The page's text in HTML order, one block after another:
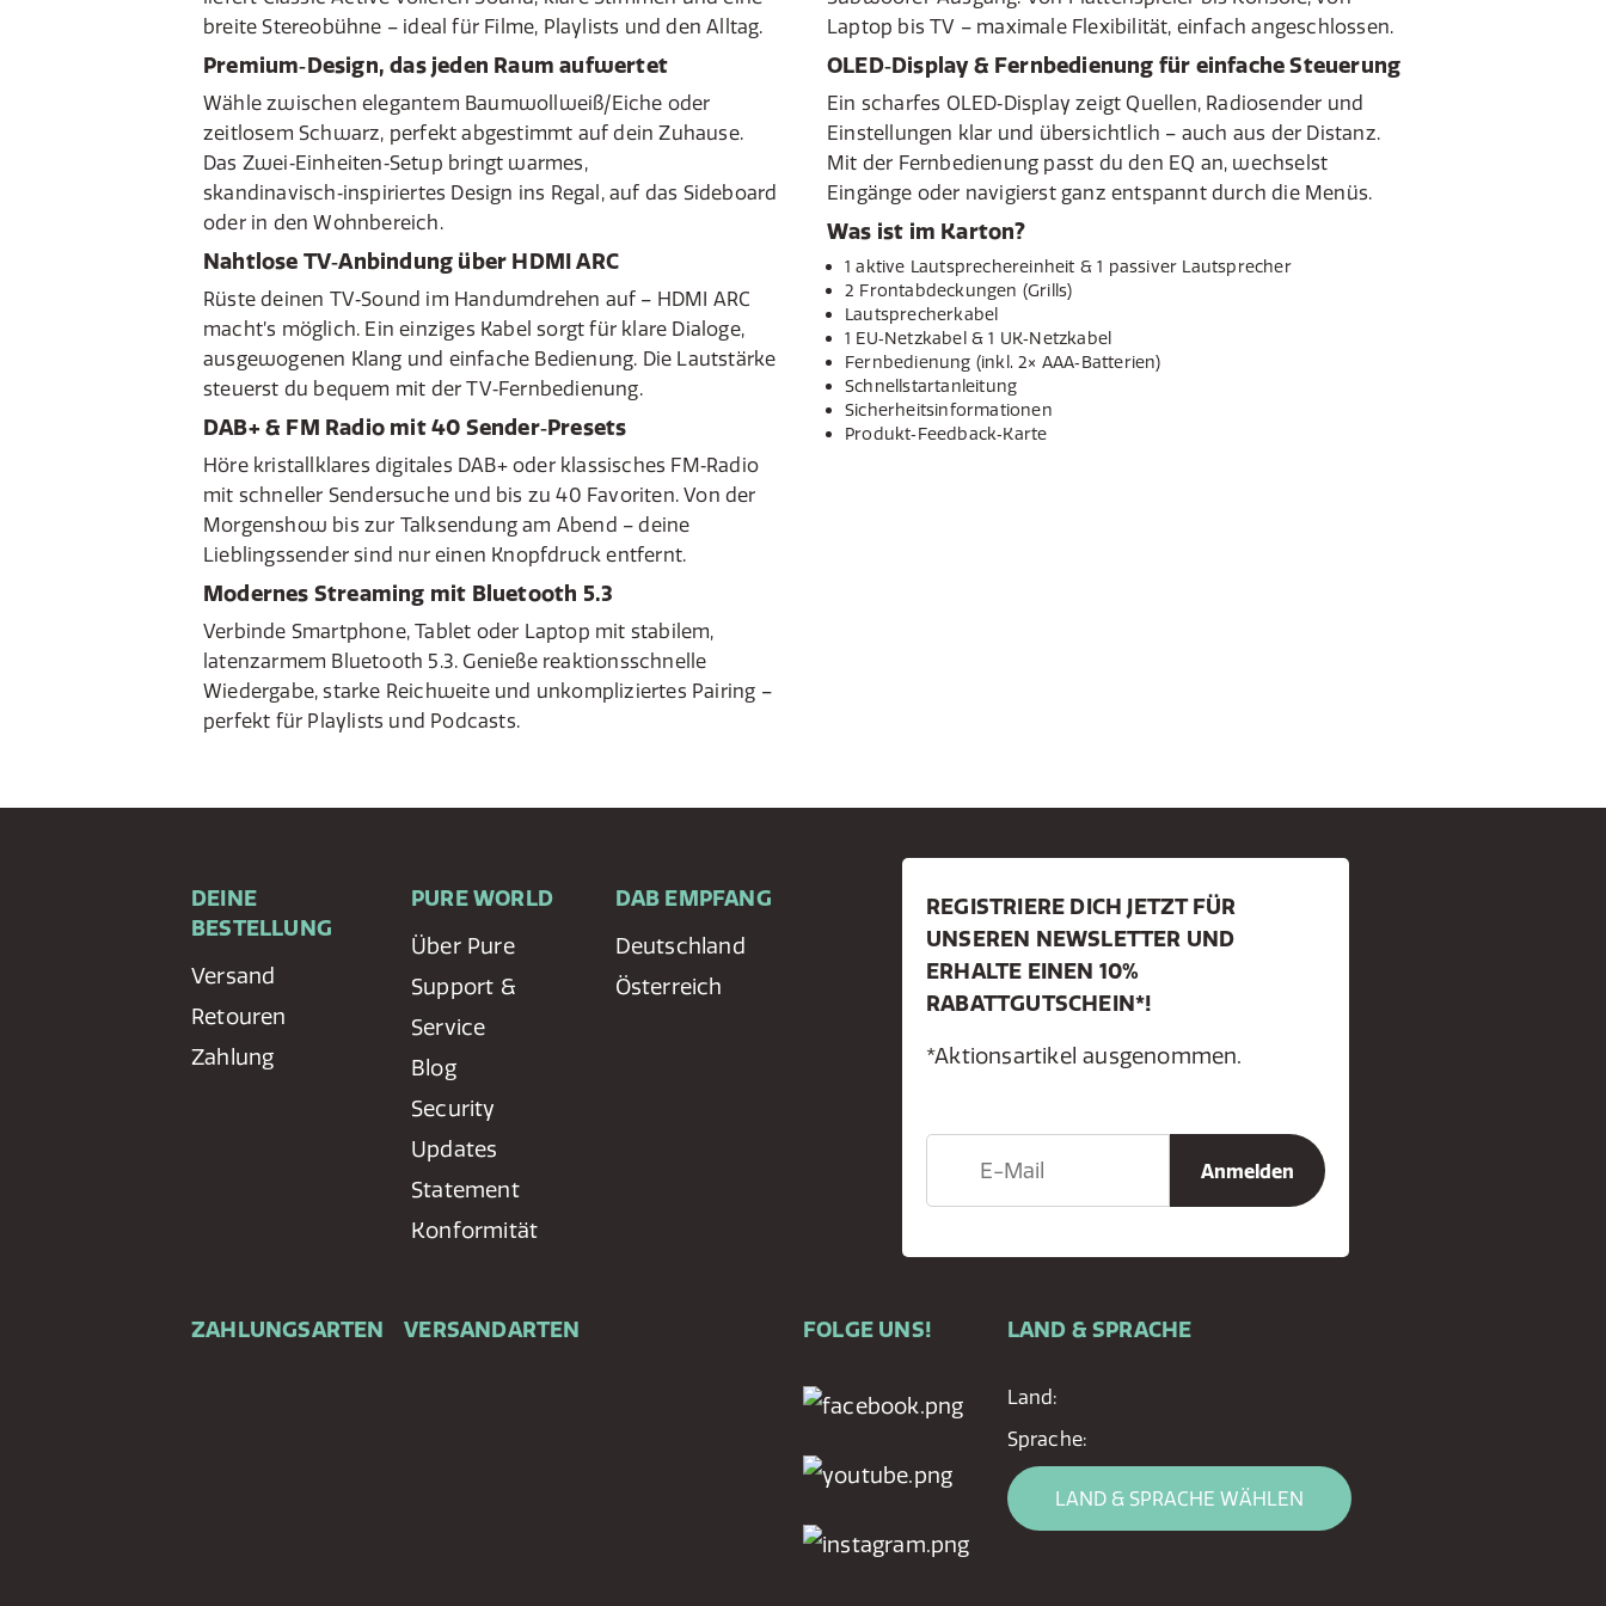
breite Stereobühne – ideal für Filme, Playlists und den Alltag.
Premium‑Design, das jeden Raum aufwertet
Wähle zwischen elegantem Baumwollweiß/Eiche oder
zeitlosem Schwarz, perfekt abgestimmt auf dein Zuhause.
Das Zwei‑Einheiten‑Setup bringt warmes,
skandinavisch‑inspiriertes Design ins Regal, auf das Sideboard
oder in den Wohnbereich.
Nahtlose TV‑Anbindung über HDMI ARC
Rüste deinen TV‑Sound im Handumdrehen auf – HDMI ARC
macht’s möglich. Ein einziges Kabel sorgt für klare Dialoge,
ausgewogenen Klang und einfache Bedienung. Die Lautstärke
steuerst du bequem mit der TV‑Fernbedienung.
DAB+ & FM Radio mit 40 Sender‑Presets
Höre kristallklares digitales DAB+ oder klassisches FM‑Radio
mit schneller Sendersuche und bis zu 40 Favoriten. Von der
Morgenshow bis zur Talksendung am Abend – deine
Lieblingssender sind nur einen Knopfdruck entfernt.
Modernes Streaming mit Bluetooth 5.3
Verbinde Smartphone, Tablet oder Laptop mit stabilem,
latenzarmem Bluetooth 5.3. Genieße reaktionsschnelle
Wiedergabe, starke Reichweite und unkompliziertes Pairing –
perfekt für Playlists und Podcasts.
Laptop bis TV – maximale Flexibilität, einfach angeschlossen.
OLED‑Display & Fernbedienung für einfache Steuerung
Ein scharfes OLED‑Display zeigt Quellen, Radiosender und
Einstellungen klar und übersichtlich – auch aus der Distanz.
Mit der Fernbedienung passt du den EQ an, wechselst
Eingänge oder navigierst ganz entspannt durch die Menüs.
Was ist im Karton?
1 aktive Lautsprechereinheit & 1 passiver Lautsprecher
2 Frontabdeckungen (Grills)
Lautsprecherkabel
1 EU‑Netzkabel & 1 UK‑Netzkabel
Fernbedienung (inkl. 2× AAA‑Batterien)
Schnellstartanleitung
Sicherheitsinformationen
Produkt‑Feedback‑Karte
DEINE
BESTELLUNG
Versand
Retouren
Zahlung
PURE WORLD
Über Pure
Support &
Service
Blog
Security
Updates
Statement
Konformität
DAB EMPFANG
Deutschland
Österreich
ZAHLUNGSARTEN VERSANDARTEN
REGISTRIERE DICH JETZT FÜR
UNSEREN NEWSLETTER UND
ERHALTE EINEN 10%
RABATTGUTSCHEIN*!
*Aktionsartikel ausgenommen.
FOLGE UNS! LAND & SPRACHE
Land:
Sprache:
LAND & SPRACHE WÄHLEN